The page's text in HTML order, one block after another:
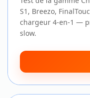
S1, Breezo,
chargeur 4-en-1 —
slow.